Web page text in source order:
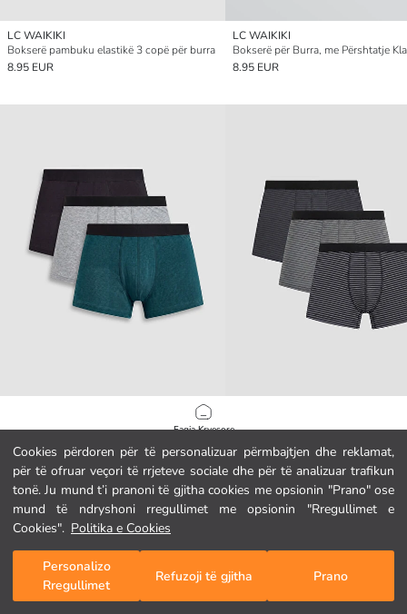
Cookies përdoren për të personalizuar përmbajtjen dhe reklamat,
për të ofruar veçori të rrjeteve sociale dhe për të analizuar trafikun
tonë. Ju mund t’i pranoni të gjitha cookies me opsionin "Prano" ose
mund të ndryshoni rregullimet me opsionin "Rregullimet e
Cookies". Politika e Cookies
Personalizo
Rregullimet
Refuzoji të gjitha Prano
Faqja Kryesore
Kategoritë
Shporta Ime
LC WAIKIKI
Bokserë pambuku elastikë 3 copë për burra
8.95 EUR
LC WAIKIKI
8.95 EUR
Bokserë pambuku elastikë 3 copë për burra
8.95 EUR
10.95 EUR